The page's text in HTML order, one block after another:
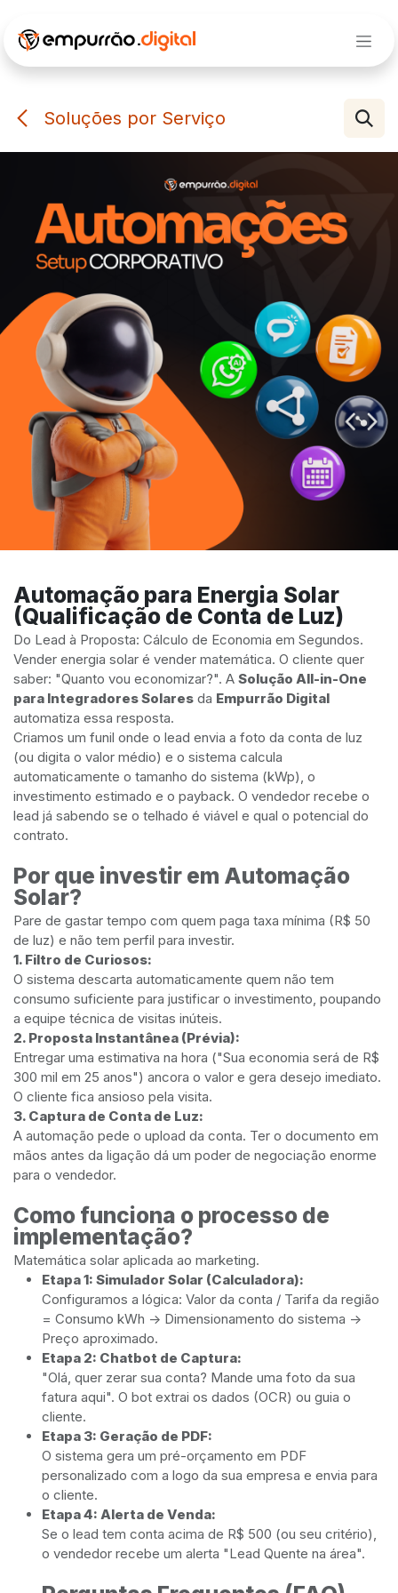
Soluções por Serviço
Automação para Energia Solar
(Qualificação de Conta de Luz)
Do Lead à Proposta: Cálculo de Economia em Segundos.
Vender energia solar é vender matemática. O cliente quer
saber: "Quanto vou economizar?". A Solução All-in-One
para Integradores Solares da Empurrão Digital
automatiza essa resposta.
Criamos um funil onde o lead envia a foto da conta de luz
(ou digita o valor médio) e o sistema calcula
automaticamente o tamanho do sistema (kWp), o
investimento estimado e o payback. O vendedor recebe o
lead já sabendo se o telhado é viável e qual o potencial do
contrato.
Por que investir em Automação
Solar?
Pare de gastar tempo com quem paga taxa mínima (R$ 50
de luz) e não tem perfil para investir.
1. Filtro de Curiosos:
O sistema descarta automaticamente quem não tem
consumo suficiente para justificar o investimento, poupando
a equipe técnica de visitas inúteis.
2. Proposta Instantânea (Prévia):
Entregar uma estimativa na hora ("Sua economia será de R$
300 mil em 25 anos") ancora o valor e gera desejo imediato.
O cliente fica ansioso pela visita.
3. Captura de Conta de Luz:
A automação pede o upload da conta. Ter o documento em
mãos antes da ligação dá um poder de negociação enorme
para o vendedor.
Como funciona o processo de
implementação?
Matemática solar aplicada ao marketing.
Etapa 1: Simulador Solar (Calculadora):
Configuramos a lógica: Valor da conta / Tarifa da região
= Consumo kWh -> Dimensionamento do sistema ->
Preço aproximado.
Etapa 2: Chatbot de Captura:
"Olá, quer zerar sua conta? Mande uma foto da sua
fatura aqui". O bot extrai os dados (OCR) ou guia o
cliente.
Etapa 3: Geração de PDF:
O sistema gera um pré-orçamento em PDF
personalizado com a logo da sua empresa e envia para
o cliente.
Etapa 4: Alerta de Venda:
Se o lead tem conta acima de R$ 500 (ou seu critério),
o vendedor recebe um alerta "Lead Quente na área".